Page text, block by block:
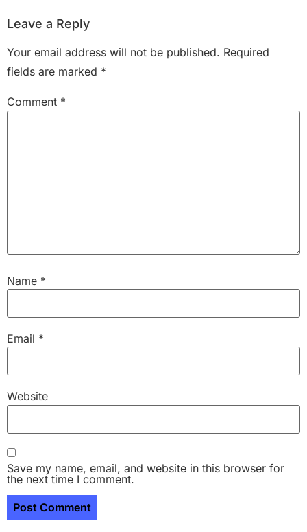
Leave a Reply
Your email address will not be published. Required
fields are marked *
Comment *
Name *
Email *
Website
Save my name, email, and website in this browser for
the next time I comment.